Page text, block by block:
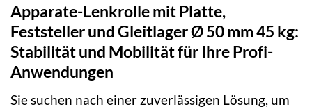
Apparate-Lenkrolle mit Platte,
Feststeller und Gleitlager Ø 50 mm 45 kg:
Stabilität und Mobilität für Ihre Profi-
Anwendungen
Sie suchen nach einer zuverlässigen Lösung, um